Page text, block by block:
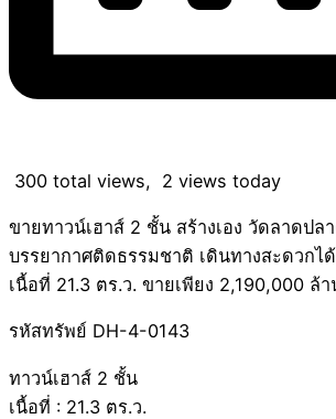
300 total views, 2 views today
ขายทาวน์เฮาส์ 2 ชั้น สร้างเอง วัดลาดปล
บรรยากาศติดธรรมชาติ เดินทางสะดวกไ
เนื้อที่ 21.3 ตร.ว. ขายเพียง 2,190,000 ล้
รหัสทรัพย์ DH-4-0143
ทาวน์เฮาส์ 2 ชั้น
เนื้อที่ : 21.3 ตร.ว.